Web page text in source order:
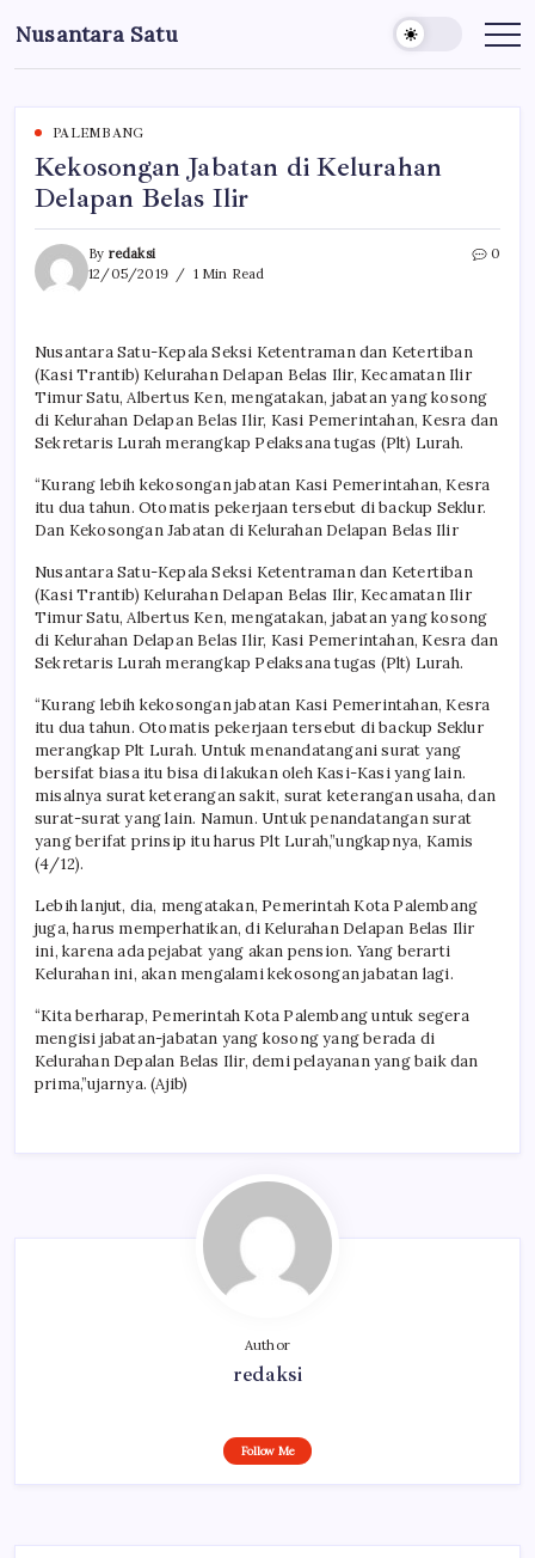
to
content
Nusantara Satu
Berita
Nusantara
PALEMBANG
Kekosongan Jabatan di Kelurahan
Delapan Belas Ilir
By redaksi
12/05/2019
1 Min Read
0
Nusantara Satu-Kepala Seksi Ketentraman dan Ketertiban
(Kasi Trantib) Kelurahan Delapan Belas Ilir, Kecamatan Ilir
Timur Satu, Albertus Ken, mengatakan, jabatan yang kosong
di Kelurahan Delapan Belas Ilir, Kasi Pemerintahan, Kesra dan
Sekretaris Lurah merangkap Pelaksana tugas (Plt) Lurah.
“Kurang lebih kekosongan jabatan Kasi Pemerintahan, Kesra
itu dua tahun. Otomatis pekerjaan tersebut di backup Seklur.
Dan Kekosongan Jabatan di Kelurahan Delapan Belas Ilir
Nusantara Satu-Kepala Seksi Ketentraman dan Ketertiban
(Kasi Trantib) Kelurahan Delapan Belas Ilir, Kecamatan Ilir
Timur Satu, Albertus Ken, mengatakan, jabatan yang kosong
di Kelurahan Delapan Belas Ilir, Kasi Pemerintahan, Kesra dan
Sekretaris Lurah merangkap Pelaksana tugas (Plt) Lurah.
“Kurang lebih kekosongan jabatan Kasi Pemerintahan, Kesra
itu dua tahun. Otomatis pekerjaan tersebut di backup Seklur
merangkap Plt Lurah. Untuk menandatangani surat yang
bersifat biasa itu bisa di lakukan oleh Kasi-Kasi yang lain.
misalnya surat keterangan sakit, surat keterangan usaha, dan
surat-surat yang lain. Namun. Untuk penandatangan surat
yang berifat prinsip itu harus Plt Lurah,”ungkapnya, Kamis
(4/12).
Lebih lanjut, dia, mengatakan, Pemerintah Kota Palembang
juga, harus memperhatikan, di Kelurahan Delapan Belas Ilir
ini, karena ada pejabat yang akan pension. Yang berarti
Kelurahan ini, akan mengalami kekosongan jabatan lagi.
“Kita berharap, Pemerintah Kota Palembang untuk segera
mengisi jabatan-jabatan yang kosong yang berada di
Kelurahan Depalan Belas Ilir, demi pelayanan yang baik dan
prima,”ujarnya. (Ajib)
Author
redaksi
Follow Me